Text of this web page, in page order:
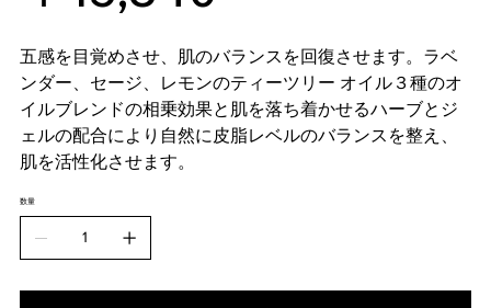
五感を目覚めさせ、肌のバランスを回復させます。ラベ
ンダー、セージ、レモンのティーツリー オイル３種のオ
イルブレンドの相乗効果と肌を落ち着かせるハーブとジ
ェルの配合により自然に皮脂レベルのバランスを整え、
肌を活性化させます。
数量